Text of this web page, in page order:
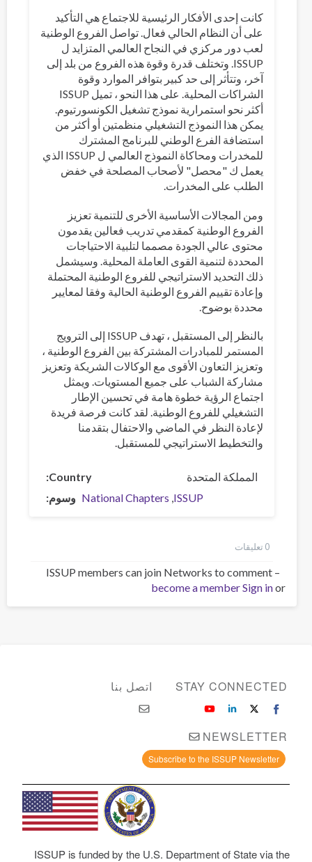
كانت إحدى الأفكار الرئيسية للاجتماع هي التأكيد
على أن النظام الحالي فعال. تواصل الفروع الوطنية
لعب دور مركزي في النجاح العالمي المتزايد ل
ISSUP. وتختلف قدرة وقوة هذه الفروع من بلد إلى
آخر، وتتأثر إلى حد كبير بتوافر الموارد وقوة
الشراكات المحلية. على هذا النحو ، تميل ISSUP
أكثر نحو استمرارية نموذج تشغيل الكونسورتيوم.
يمكن هذا النموذج التشغيلي منظمتين أو أكثر من
استضافة الفرع الوطني للبرنامج المشترك
للمخدرات ومحاكاة النموذج العالمي ل ISSUP الذي
يعمل ك "محصل" لأصحاب المصلحة في خفض
الطلب على المخدرات.
ومن المجالات الأساسية الأخرى للتنمية تعزيز
الفروع الوطنية كمقدمي تدريب فعالين يقدمون
محتوى عالي الجودة مصمما لتلبية الاحتياجات
المحددة لتنمية القوى العاملة المحلية. وسيشمل
ذلك التحديد الاستراتيجي للفروع الوطنية المحتملة
وإعادة تقييم الفروع الوطنية الحالية وفقا لمعايير
محددة بوضوح.
بالنظر إلى المستقبل ، تهدف ISSUP إلى الترويج
المستمر للمبادرات المشتركة بين الفروع الوطنية ،
وتعزيز التعاون الأقوى مع الوكالات الشريكة وتعزيز
مشاركة الشباب على جميع المستويات. ويمثل
اجتماع الرؤية خطوة هامة في تحسين الإطار
التشغيلي للفروع الوطنية. لقد كانت فرصة فريدة
لإعادة النظر في الماضي والاحتفال بتقدمنا
والتخطيط الاستراتيجي للمستقبل.
Country
المملكة المتحدة
وسوم
ISSUP
National Chapters
0 تعليقات
ISSUP members can join Networks to comment –
Sign inor
become a member
اتصل بنا STAY CONNECTED
NEWSLETTER
Subscribe to the ISSUP Newsletter
ISSUP is funded by the U.S. Department of State via the